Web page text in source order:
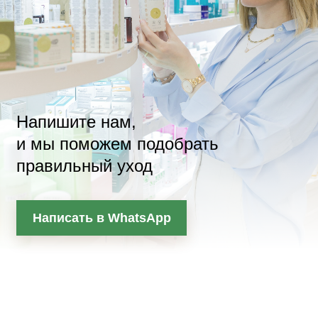
Написать в WhatsApp
Напишите нам,
и мы поможем подобрать
правильный уход